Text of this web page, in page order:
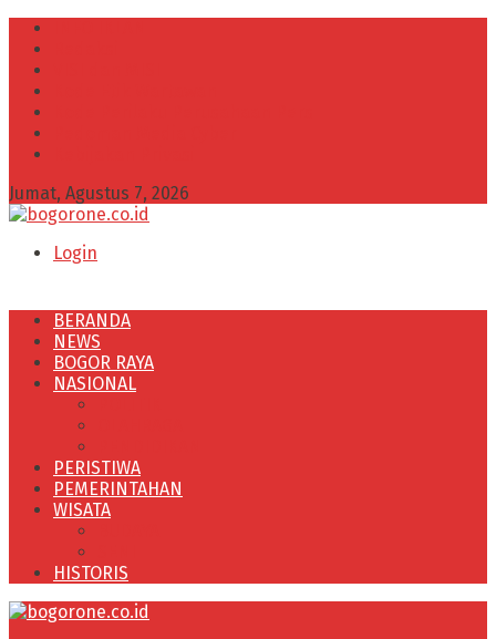
Jumat, Agustus 7, 2026
Login
BERANDA
NEWS
BOGOR RAYA
NASIONAL
PERISTIWA
PEMERINTAHAN
WISATA
HISTORIS